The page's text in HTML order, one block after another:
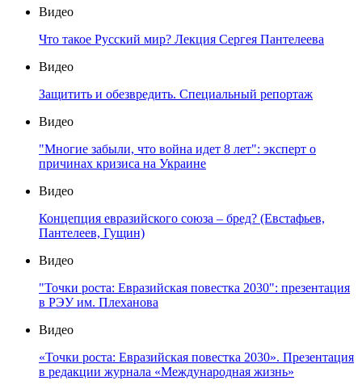
Видео
Что такое Русский мир? Лекция Сергея Пантелеева
Видео
Защитить и обезвредить. Специальный репортаж
Видео
"Многие забыли, что война идет 8 лет": эксперт о
причинах кризиса на Украине
Видео
Концепция евразийского союза – бред? (Евстафьев,
Пантелеев, Гущин)
Видео
"Точки роста: Евразийская повестка 2030": презентация
в РЭУ им. Плеханова
Видео
«Точки роста: Евразийская повестка 2030». Презентация
в редакции журнала «Международная жизнь»